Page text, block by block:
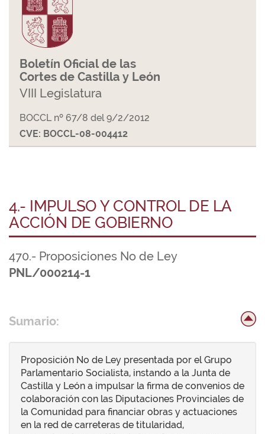
Boletín Oficial de las
Cortes de Castilla y León
VIII Legislatura
BOCCL nº 67/8 del 9/2/2012
CVE: BOCCL-08-004412
4.- IMPULSO Y CONTROL DE LA
ACCIÓN DE GOBIERNO
470.- Proposiciones No de Ley
PNL/000214-1
Sumario:
Proposición No de Ley presentada por el Grupo
Parlamentario Socialista, instando a la Junta de
Castilla y León a impulsar la firma de convenios de
colaboración con las Diputaciones Provinciales de
la Comunidad para financiar obras y actuaciones
en la red de carreteras de titularidad,